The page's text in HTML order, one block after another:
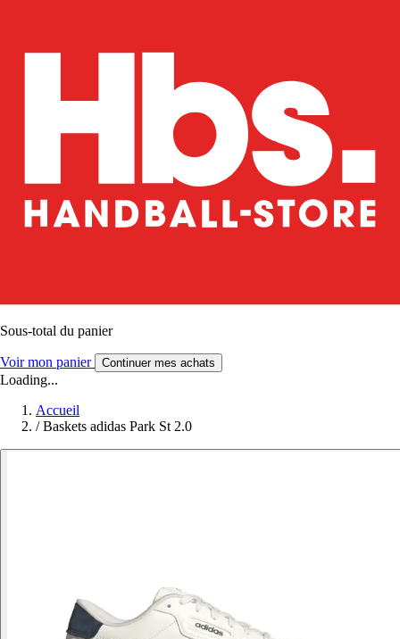
Sous-total du panier
Voir mon panier Continuer mes achats
Loading...
Accueil
/ Baskets adidas Park St 2.0